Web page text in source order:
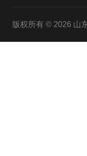
版权所有 © 2026 山